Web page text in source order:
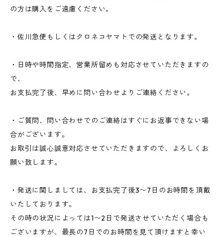
の方は購入をご遠慮ください。
・佐川急便もしくはクロネコヤマトでの発送となります。
・日時や時間指定、営業所留めも対応させていただきますの
で、
お支払完了後、早めに問い合わせよりご連絡ください。
・ご質問、問い合わせでのご連絡はすぐにお返事できない場
合がございます。
お取引は誠心誠意対応させていただきますので、よろしくお
願い致します。
・発送に関しましては、お支払完了後3〜7日のお時間を頂戴
いたしております。
その時の状況によっては1〜2日で発送させていただく場合も
ございますが、最長の7日でのお時間を見て頂けますと幸い